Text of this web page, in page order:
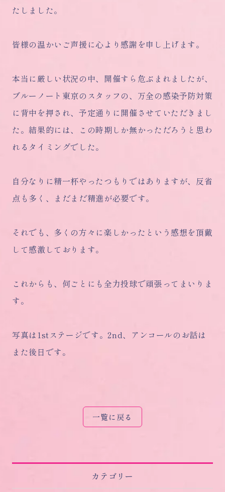
カテゴリー
たしました。
皆様の温かいご声援に心より感謝を申し上げます。
本当に厳しい状況の中、開催すら危ぶまれましたが、
ブルーノート東京のスタッフの、万全の感染予防対策
に背中を押され、予定通りに開催させていただきまし
た。結果的には、この時期しか無かっただろうと思わ
れるタイミングでした。
自分なりに精一杯やったつもりではありますが、反省
点も多く、まだまだ精進が必要です。
それでも、多くの方々に楽しかったという感想を頂戴
して感激しております。
これからも、何ごとにも全力投球で頑張ってまいりま
す。
写真は1stステージです。2nd、アンコールのお話は
また後日です。
一覧に戻る